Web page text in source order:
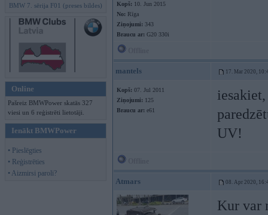
BMW 7. sērija F01 (preses bildes)
Online
Pašreiz BMWPower skatās 327
viesi un 6 reģistrēti lietotāji.
Ienākt BMWPower
• Pieslēgties
• Reģistrēties
• Aizmirsi paroli?
Kopš: 10. Jun 2015
No: Rīga
Ziņojumi: 343
Braucu ar: G20 330i
mantels 17. Mar 2020,
Kopš: 07. Jul 2011
Ziņojumi: 125
Braucu ar: e61
UV!
Atmars 08. Apr 2020,
Kur var